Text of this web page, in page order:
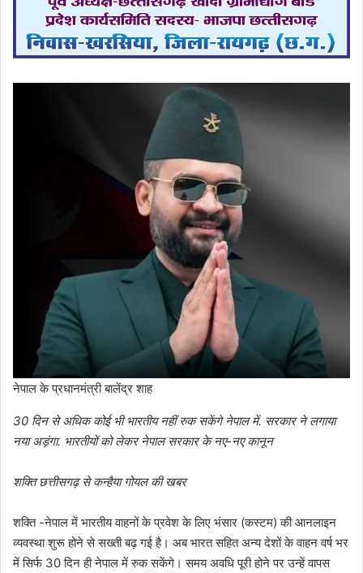
नेपाल के प्रधानमंत्री बालेंद्र शाह
30 दिन से अधिक कोई भी भारतीय नहीं रुक सकेंगे नेपाल में. सरकार ने लगाया
नया अड़ंगा. भारतीयों को लेकर नेपाल सरकार के नए-नए कानून
शक्ति छत्तीसगढ़ से कन्हैया गोयल की खबर
शक्ति -नेपाल में भारतीय वाहनों के प्रवेश के लिए भंसार (कस्टम) की आनलाइन
व्यवस्था शुरू होने से सख्ती बढ़ गई है। अब भारत सहित अन्य देशों के वाहन वर्ष भर
में सिर्फ 30 दिन ही नेपाल में रुक सकेंगे। समय अवधि पूरी होने पर उन्हें वापस